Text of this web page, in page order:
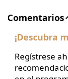
Comentarios
¡Descubra
Regístrese